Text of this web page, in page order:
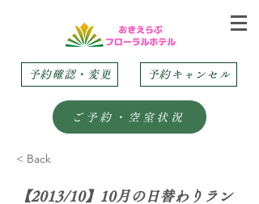
予約確認・変更 予約キャンセル
ご予約・空室状況
< Back
【2013/10】10月の日替わりラン